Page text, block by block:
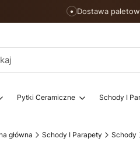
● Dostawa
Pytki Ceramiczne Schody I
główna Schody I Parapety Schody